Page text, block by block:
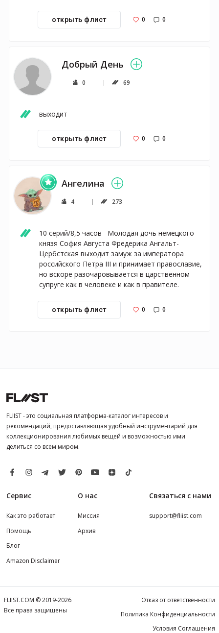
открыть флист 0 0
Добрый День
0 69
выходит
открыть флист 0 0
Ангелина
4 273
10 серий/8,5 часов   Молодая дочь немецкого
князя София Августа Фредерика Ангальт-
Цербстская выходит замуж за императора
российского Петра III и принимает православие,
но вскоре разочаровывается в царственном
супруге как в человеке и как в правителе.
открыть флист 0 0
FLIIST - это социальная платформа-каталог интересов и
рекомендаций, предоставляющая удобный инструментарий для
коллекционирования любимых вещей и возможностью ими
делиться со всем миром.
Сервис
Как это работает
Помощь
Блог
Amazon Disclaimer
О нас
Миссия
Архив
Связаться с нами
support@fliist.com
FLIIST.COM © 2019-2026
Все права защищены
Отказ от ответственности
Политика Конфиденциальности
Условия Соглашения